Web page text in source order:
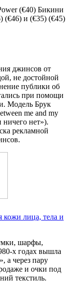
(€40) Бикини
(€46) и (€35) (€45)
джинсов от
не достойной
публики об
при помощи
Модель Брук
me and my
нет»).
рекламной
кожи лица, тела и
шарфы,
х годах вышла
а через пару
и очки под
текстиль.